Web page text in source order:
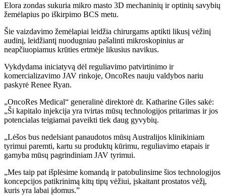
Elora zondas sukuria mikro masto 3D mechaninių ir optinių savybių
žemėlapius po iškirpimo BCS metu.
Šie vaizdavimo žemėlapiai leidžia chirurgams aptikti likusį vėžinį
audinį, leidžiantį nuodugniau pašalinti mikroskopinius ar
neapčiuopiamus krūties ertmėje likusius navikus.
Vykdydama iniciatyvą dėl reguliavimo patvirtinimo ir
komercializavimo JAV rinkoje, OncoRes nauju valdybos nariu
paskyrė Renee Ryan.
„OncoRes Medical“ generalinė direktorė dr. Katharine Giles sakė:
„Ši kapitalo injekcija yra tvirtas mūsų technologijos pritarimas ir jos
potencialas teigiamai paveikti tiek daug gyvybių.
„Lėšos bus nedelsiant panaudotos mūsų Australijos klinikiniam
tyrimui paremti, kartu su produktų kūrimu, reguliavimo etapais ir
gamyba mūsų pagrindiniam JAV tyrimui.
„Mes taip pat išplėsime komandą ir patobulinsime šios technologijos
koncepcijos patikrinimą kitų tipų vėžiui, įskaitant prostatos vėžį,
kuris yra labai įdomus.”